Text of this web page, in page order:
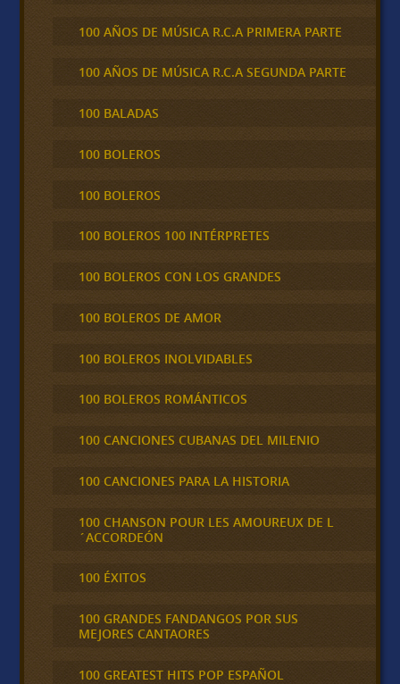
100 AÑOS DE MÚSICA R.C.A PRIMERA PARTE
100 AÑOS DE MÚSICA R.C.A SEGUNDA PARTE
100 BALADAS
100 BOLEROS
100 BOLEROS
100 BOLEROS 100 INTÉRPRETES
100 BOLEROS CON LOS GRANDES
100 BOLEROS DE AMOR
100 BOLEROS INOLVIDABLES
100 BOLEROS ROMÁNTICOS
100 CANCIONES CUBANAS DEL MILENIO
100 CANCIONES PARA LA HISTORIA
100 CHANSON POUR LES AMOUREUX DE L
´ACCORDEÓN
100 ÉXITOS
100 GRANDES FANDANGOS POR SUS
MEJORES CANTAORES
100 GREATEST HITS POP ESPAÑOL